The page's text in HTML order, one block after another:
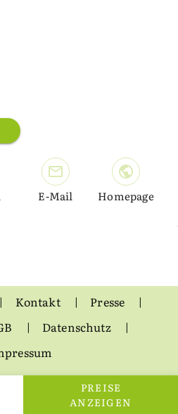
PREISE
ANZEIGEN
E-Mail Homepage
Kontakt
Presse
Datenschutz